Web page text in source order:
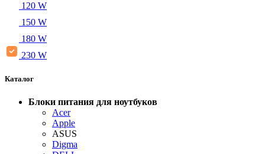
120 W
150 W
180 W
230 W
Каталог
Блоки питания для ноутбуков
Acer
Apple
ASUS
Digma